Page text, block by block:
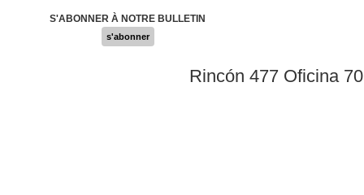
S'ABONNER À NOTRE BULLETIN
s'abonner
Rincón 477 Oficina